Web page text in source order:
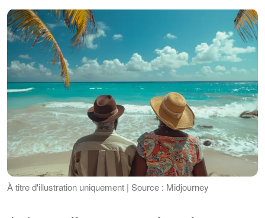
À titre d'illustration uniquement | Source : Midjourney